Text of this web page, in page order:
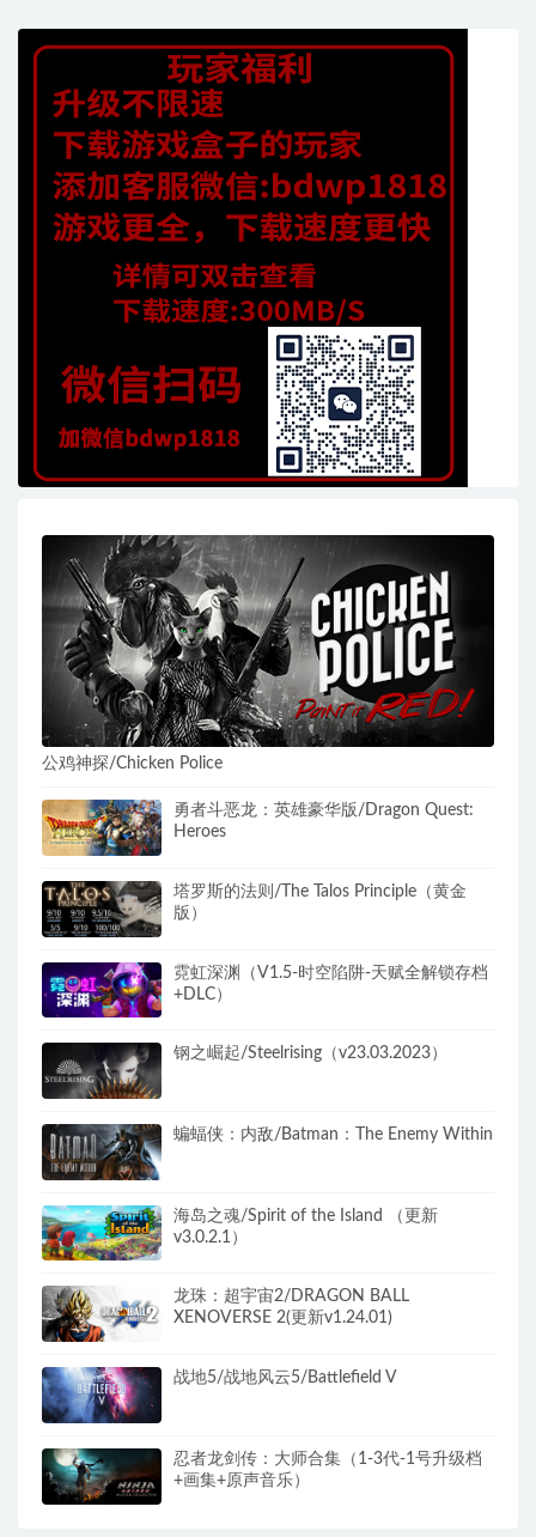
公鸡神探/Chicken Police
勇者斗恶龙：英雄豪华版/Dragon Quest:
Heroes
塔罗斯的法则/The Talos Principle（黄金
版）
霓虹深渊（V1.5-时空陷阱-天赋全解锁存档
+DLC）
钢之崛起/Steelrising（v23.03.2023）
蝙蝠侠：内敌/Batman：The Enemy Within
海岛之魂/Spirit of the Island （更新
v3.0.2.1）
龙珠：超宇宙2/DRAGON BALL
XENOVERSE 2(更新v1.24.01)
战地5/战地风云5/Battlefield V
忍者龙剑传：大师合集（1-3代-1号升级档
+画集+原声音乐）